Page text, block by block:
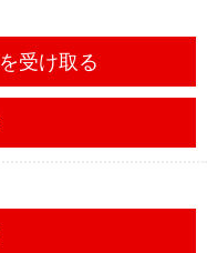
を受け取る